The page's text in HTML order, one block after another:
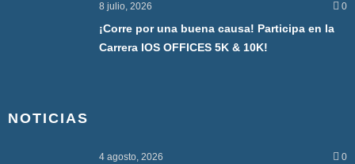
8 julio, 2026 0
¡Corre por una buena causa! Participa en la
Carrera IOS OFFICES 5K & 10K!
NOTICIAS
4 agosto, 2026 0